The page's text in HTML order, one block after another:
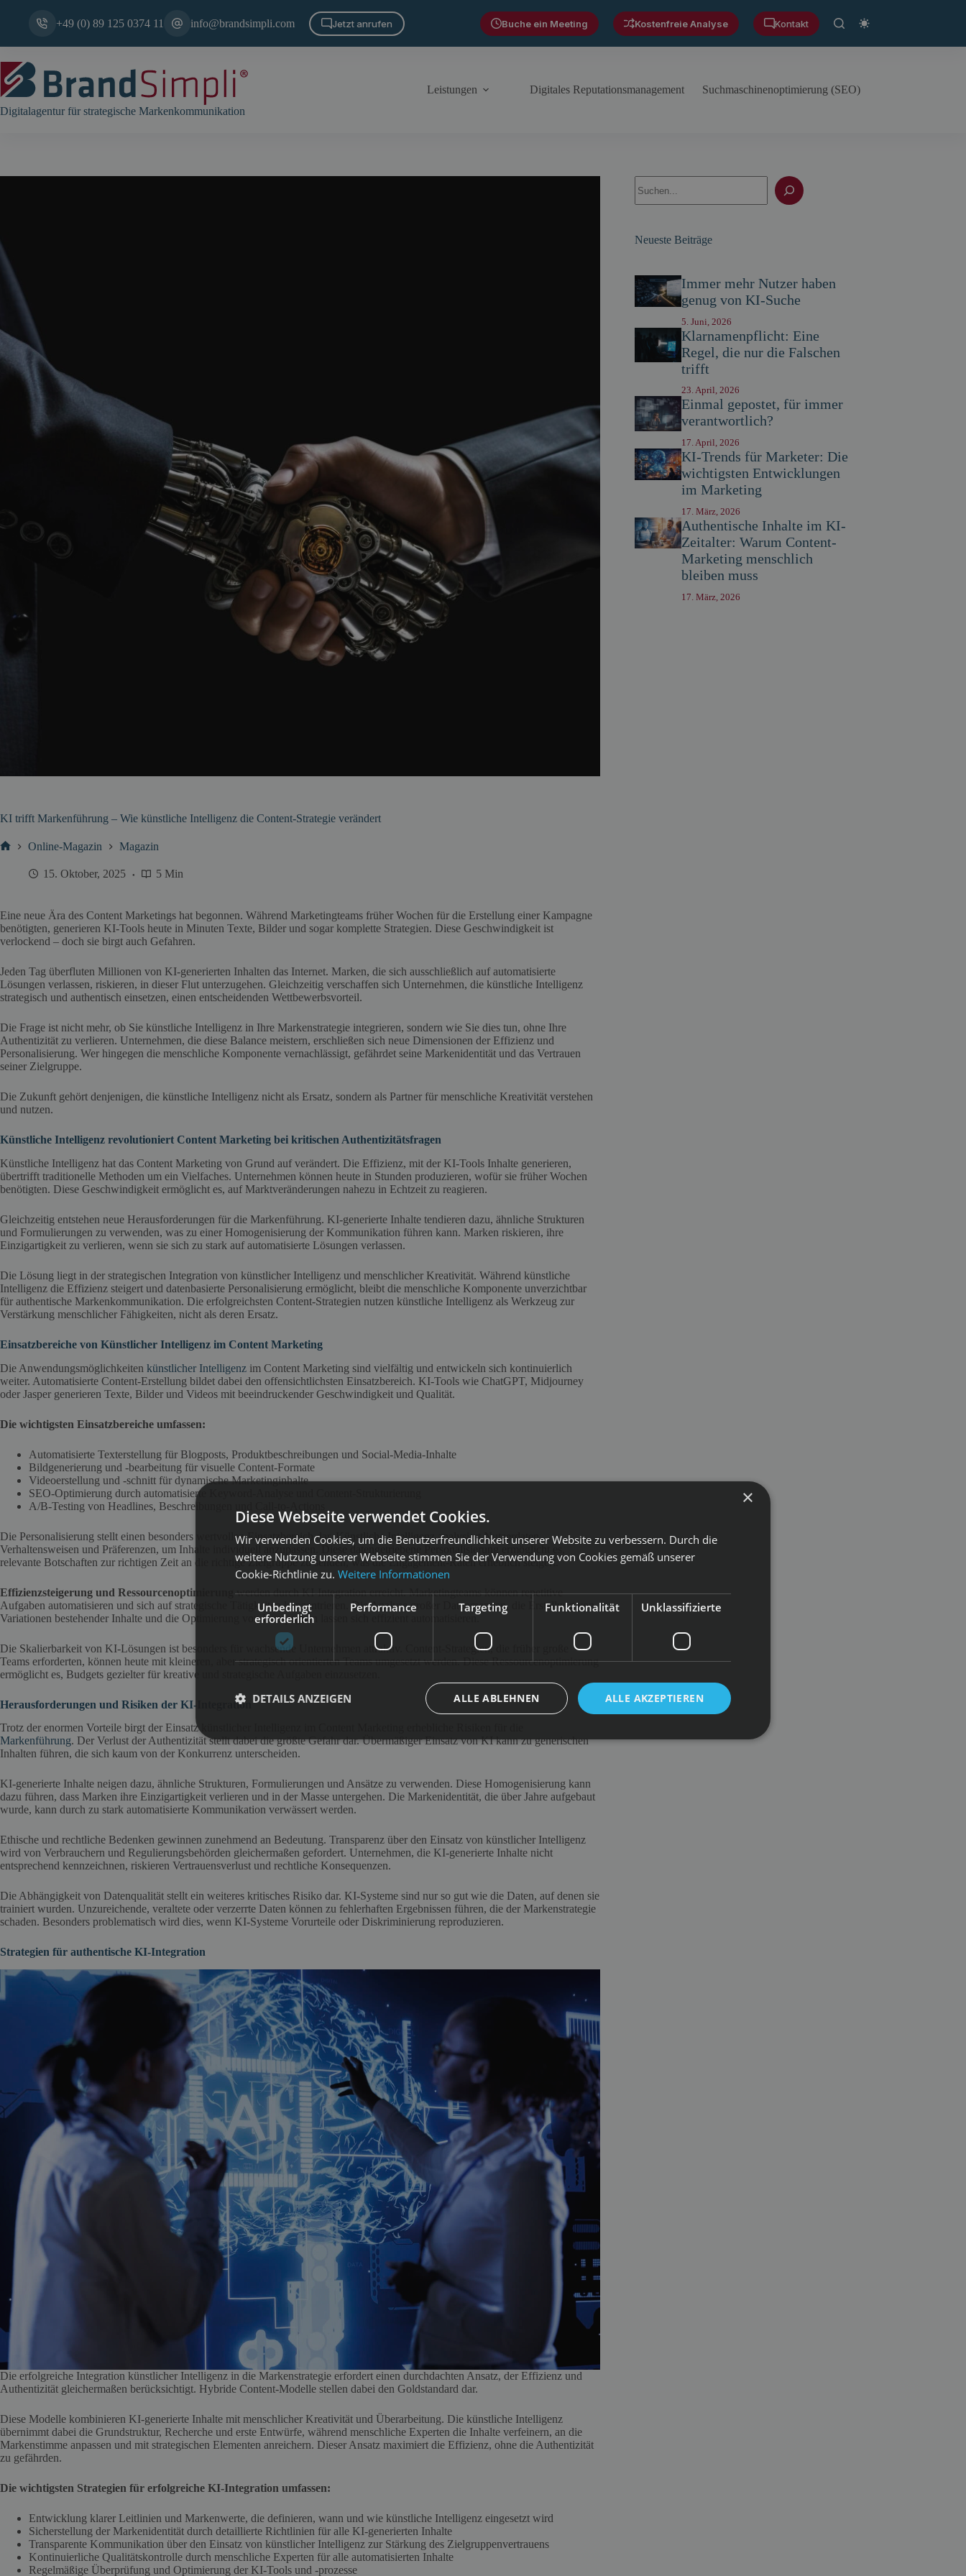
+49 (0) 89 125 0374 11 info@brandsimpli.com Jetzt anrufen Buche ein Meeting Kostenfreie Analyse Kontakt
Digitalagentur für strategische Markenkommunikation
Leistungen Digitales Reputationsmanagement Suchmaschinenoptimierung (SEO)
KI trifft Markenführung – Wie künstliche Intelligenz die Content-Strategie verändert
Online-Magazin Magazin
15. Oktober, 2025 5 Min
Eine neue Ära des Content Marketings hat begonnen. Während Marketingteams früher Wochen für die Erstellung einer Kampagne
benötigten, generieren KI-Tools heute in Minuten Texte, Bilder und sogar komplette Strategien. Diese Geschwindigkeit ist
verlockend – doch sie birgt auch Gefahren.
Jeden Tag überfluten Millionen von KI-generierten Inhalten das Internet. Marken, die sich ausschließlich auf automatisierte
Lösungen verlassen, riskieren, in dieser Flut unterzugehen. Gleichzeitig verschaffen sich Unternehmen, die künstliche Intelligenz
strategisch und authentisch einsetzen, einen entscheidenden Wettbewerbsvorteil.
Die Frage ist nicht mehr, ob Sie künstliche Intelligenz in Ihre Markenstrategie integrieren, sondern wie Sie dies tun, ohne Ihre
Authentizität zu verlieren. Unternehmen, die diese Balance meistern, erschließen sich neue Dimensionen der Effizienz und
Personalisierung. Wer hingegen die menschliche Komponente vernachlässigt, gefährdet seine Markenidentität und das Vertrauen
seiner Zielgruppe.
Die Zukunft gehört denjenigen, die künstliche Intelligenz nicht als Ersatz, sondern als Partner für menschliche Kreativität verstehen
und nutzen.
Künstliche Intelligenz revolutioniert Content Marketing bei kritischen Authentizitätsfragen
Künstliche Intelligenz hat das Content Marketing von Grund auf verändert. Die Effizienz, mit der KI-Tools Inhalte generieren,
übertrifft traditionelle Methoden um ein Vielfaches. Unternehmen können heute in Stunden produzieren, wofür sie früher Wochen
benötigten. Diese Geschwindigkeit ermöglicht es, auf Marktveränderungen nahezu in Echtzeit zu reagieren.
Gleichzeitig entstehen neue Herausforderungen für die Markenführung. KI-generierte Inhalte tendieren dazu, ähnliche Strukturen
und Formulierungen zu verwenden, was zu einer Homogenisierung der Kommunikation führen kann. Marken riskieren, ihre
Einzigartigkeit zu verlieren, wenn sie sich zu stark auf automatisierte Lösungen verlassen.
Die Lösung liegt in der strategischen Integration von künstlicher Intelligenz und menschlicher Kreativität. Während künstliche
Intelligenz die Effizienz steigert und datenbasierte Personalisierung ermöglicht, bleibt die menschliche Komponente unverzichtbar
für authentische Markenkommunikation. Die erfolgreichsten Content-Strategien nutzen künstliche Intelligenz als Werkzeug zur
Verstärkung menschlicher Fähigkeiten, nicht als deren Ersatz.
Einsatzbereiche von Künstlicher Intelligenz im Content Marketing
Die Anwendungsmöglichkeiten künstlicher Intelligenz im Content Marketing sind vielfältig und entwickeln sich kontinuierlich
weiter. Automatisierte Content-Erstellung bildet dabei den offensichtlichsten Einsatzbereich. KI-Tools wie ChatGPT, Midjourney
oder Jasper generieren Texte, Bilder und Videos mit beeindruckender Geschwindigkeit und Qualität.
Die wichtigsten Einsatzbereiche umfassen:
Automatisierte Texterstellung für Blogposts, Produktbeschreibungen und Social-Media-Inhalte
Bildgenerierung und -bearbeitung für visuelle Content-Formate
Videoerstellung und -schnitt für dynamische Marketinginhalte
SEO-Optimierung durch automatisierte Keyword-Analyse und Content-Strukturierung
A/B-Testing von Headlines, Beschreibungen und Call-to-Actions
Die Personalisierung stellt einen besonders wertvollen Einsatzbereich dar. Künstliche Intelligenz analysiert Nutzerdaten,
Verhaltensweisen und Präferenzen, um Inhalte individuell anzupassen. Diese datengetriebene Personalisierung ermöglicht es,
relevante Botschaften zur richtigen Zeit an die richtige Zielgruppe zu senden, was die Engagement-Raten erheblich steigert.
Effizienzsteigerung und Ressourcenoptimierung
werden durch KI-Integration erreicht. Marketingteams können repetitive
Aufgaben automatisieren und sich auf strategische Tätigkeiten konzentrieren. Die Analyse großer Datenmengen, die Erstellung von
Variationen bestehender Inhalte und die Optimierung von Kampagnen lassen sich effizient automatisieren.
Die Skalierbarkeit von KI-Lösungen ist besonders für wachsende Unternehmen attraktiv. Content-Strategien, die früher große
Teams erforderten, können heute mit kleineren, aber strategisch orientierten Teams umgesetzt werden. Diese Ressourcenoptimierung
ermöglicht es, Budgets gezielter für kreative und strategische Aufgaben einzusetzen.
Herausforderungen und Risiken der KI-Integration
Trotz der enormen Vorteile birgt der Einsatz künstlicher Intelligenz im Content Marketing erhebliche Risiken für die
Markenführung. Der Verlust der Authentizität stellt dabei die größte Gefahr dar. Übermäßiger Einsatz von KI kann zu generischen
Inhalten führen, die sich kaum von der Konkurrenz unterscheiden.
KI-generierte Inhalte neigen dazu, ähnliche Strukturen, Formulierungen und Ansätze zu verwenden. Diese Homogenisierung kann
dazu führen, dass Marken ihre Einzigartigkeit verlieren und in der Masse untergehen. Die Markenidentität, die über Jahre aufgebaut
wurde, kann durch zu stark automatisierte Kommunikation verwässert werden.
Ethische und rechtliche Bedenken gewinnen zunehmend an Bedeutung. Transparenz über den Einsatz von künstlicher Intelligenz
wird von Verbrauchern und Regulierungsbehörden gleichermaßen gefordert. Unternehmen, die KI-generierte Inhalte nicht
entsprechend kennzeichnen, riskieren Vertrauensverlust und rechtliche Konsequenzen.
Die Abhängigkeit von Datenqualität stellt ein weiteres kritisches Risiko dar. KI-Systeme sind nur so gut wie die Daten, auf denen sie
trainiert wurden. Unzureichende, veraltete oder verzerrte Daten können zu fehlerhaften Ergebnissen führen, die der Markenstrategie
schaden. Besonders problematisch wird dies, wenn KI-Systeme Vorurteile oder Diskriminierung reproduzieren.
Strategien für authentische KI-Integration
Die erfolgreiche Integration künstlicher Intelligenz in die Markenstrategie erfordert einen durchdachten Ansatz, der Effizienz und
Authentizität gleichermaßen berücksichtigt. Hybride Content-Modelle stellen dabei den Goldstandard dar.
Diese Modelle kombinieren KI-generierte Inhalte mit menschlicher Kreativität und Überarbeitung. Die künstliche Intelligenz
übernimmt dabei die Grundstruktur, Recherche und erste Entwürfe, während menschliche Experten die Inhalte verfeinern, an die
Markenstimme anpassen und mit strategischen Elementen anreichern. Dieser Ansatz maximiert die Effizienz, ohne die Authentizität
zu gefährden.
Die wichtigsten Strategien für erfolgreiche KI-Integration umfassen:
Entwicklung klarer Leitlinien und Markenwerte, die definieren, wann und wie künstliche Intelligenz eingesetzt wird
Sicherstellung der Markenidentität durch detaillierte Richtlinien für alle KI-generierten Inhalte
Transparente Kommunikation über den Einsatz von künstlicher Intelligenz zur Stärkung des Zielgruppenvertrauens
Kontinuierliche Qualitätskontrolle durch menschliche Experten für alle automatisierten Inhalte
Regelmäßige Überprüfung und Optimierung der KI-Tools und -prozesse
Neueste Beiträge
Immer mehr Nutzer haben
genug von KI-Suche
5. Juni, 2026
Klarnamenpflicht: Eine
Regel, die nur die Falschen
trifft
23. April, 2026
Einmal gepostet, für immer
verantwortlich?
17. April, 2026
KI-Trends für Marketer: Die
wichtigsten Entwicklungen
im Marketing
17. März, 2026
Authentische Inhalte im KI-
Zeitalter: Warum Content-
Marketing menschlich
bleiben muss
17. März, 2026
×
Diese Webseite verwendet Cookies.
Wir verwenden Cookies, um die Benutzerfreundlichkeit unserer Website zu verbessern. Durch die
weitere Nutzung unserer Webseite stimmen Sie der Verwendung von Cookies gemäß unserer
Cookie-Richtlinie zu. Weitere Informationen
Unbedingt
erforderlich
Performance Targeting Funktionalität Unklassifizierte
ALLE AKZEPTIEREN
ALLE ABLEHNEN
DETAILS ANZEIGEN